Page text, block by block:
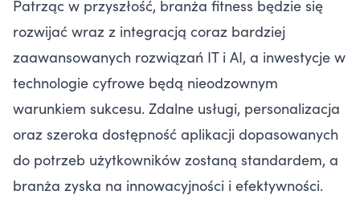
Patrząc w przyszłość, branża fitness będzie się
rozwijać wraz z integracją coraz bardziej
zaawansowanych rozwiązań IT i AI, a inwestycje w
technologie cyfrowe będą nieodzownym
warunkiem sukcesu. Zdalne usługi, personalizacja
oraz szeroka dostępność aplikacji dopasowanych
do potrzeb użytkowników zostaną standardem, a
branża zyska na innowacyjności i efektywności.